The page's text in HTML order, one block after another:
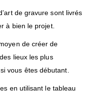
de gravure sont livrés
à bien le projet.
de créer de
lieux les plus
vous êtes débutant.
en utilisant le tableau